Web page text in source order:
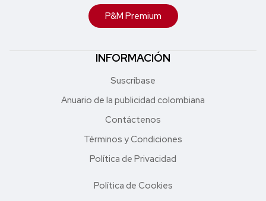
P&M Premium
INFORMACIÓN
Suscríbase
Anuario de la publicidad colombiana
Contáctenos
Términos y Condiciones
Política de Privacidad
Política de Cookies